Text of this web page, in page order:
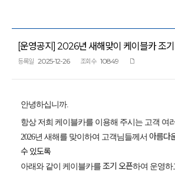
[운영공지] 2026년 새해맞이 케이블카 조
등록일 2025-12-26 조회수 10849
안녕하십니까.
항상 저희 케이블카를 이용해 주시는 고객 여
2026년 새해를 맞이하여 고객님들께서 아름다
수 있도록
아래와 같이 케이블카를 조기 오픈하여 운영하